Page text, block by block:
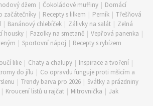
džem | Čokoládové muffiny | Domácí
začátečníky | Recepty s lilkem | Perník | Třešňová
| Banánový chlebíček | Zálivky na salát | Zelná
housky | Fazolky na smetaně | Vepřová panenka |
| Sportovní nápoj | Recepty s rybízem
lilie | Chaty a chalupy | Inspirace a tvoření |
do jílu | Co opravdu funguje proti mšicím a
| Trendy barva pro 2026 | Svátky a prázdniny
| Kroucení listů u rajčat | Mitrovnička | Jak